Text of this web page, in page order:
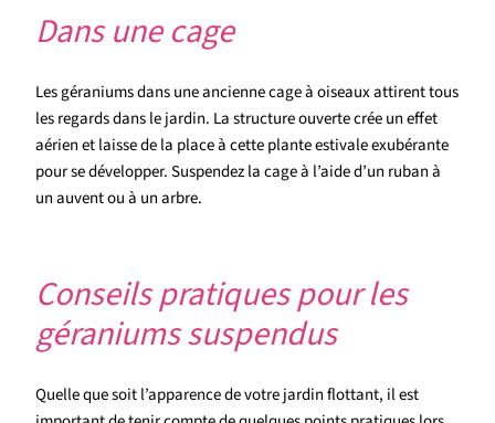
Dans une cage
Les géraniums dans une ancienne cage à oiseaux attirent tous
les regards dans le jardin. La structure ouverte crée un effet
aérien et laisse de la place à cette plante estivale exubérante
pour se développer. Suspendez la cage à l’aide d’un ruban à
un auvent ou à un arbre.
Conseils pratiques pour les
géraniums suspendus
Quelle que soit l’apparence de votre jardin flottant, il est